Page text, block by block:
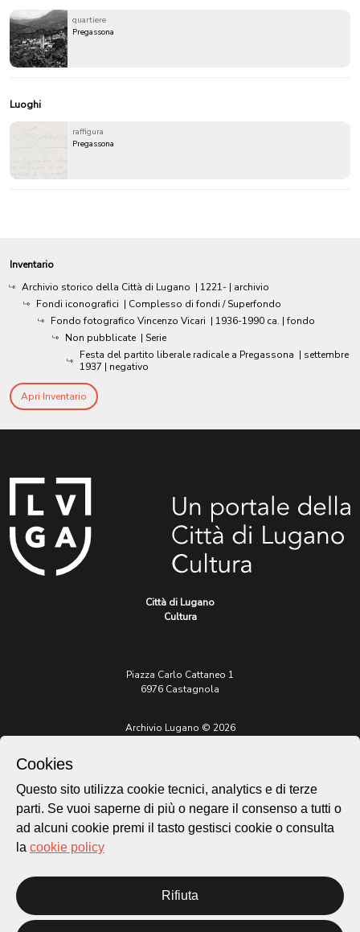
quartiere
Pregassona
Luoghi
raffigura
Pregassona
Inventario
Archivio storico della Città di Lugano | 1221- | archivio
Fondi iconografici | Complesso di fondi / Superfondo
Fondo fotografico Vincenzo Vicari | 1936-1990 ca. | fondo
Non pubblicate | Serie
Festa del partito liberale radicale a Pregassona | settembre
1937 | negativo
Apri Inventario
Città di Lugano
Cultura
Piazza Carlo Cattaneo 1
6976 Castagnola
Archivio Lugano © 2026
t. +41 58 866 68 50
Sito istituzionale:
lugano.ch
Privacy Policy
Credits
Homepage
Cookies
Questo sito utilizza cookie tecnici, analytics e di terze
parti. Se vuoi saperne di più o negare il consenso a tutti o
ad alcuni cookie premi il tasto gestisci cookie o consulta
la cookie policy
Rifiuta